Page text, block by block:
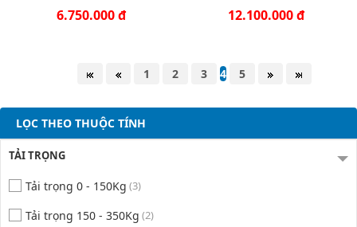
1100mm
6.750.000 đ 12.100.000 đ
1 2 3 4 5
LỌC THEO THUỘC TÍNH
TẢI TRỌNG
Tải trọng 0 - 150Kg (3)
Tải trọng 150 - 350Kg (2)